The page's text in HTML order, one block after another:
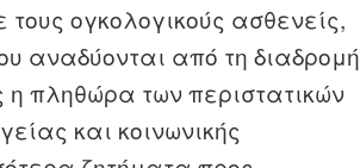
ογκολογικούς ασθενείς,
αναδύονται από τη διαδρομή
η πληθώρα των περιστατικών
και κοινωνικής